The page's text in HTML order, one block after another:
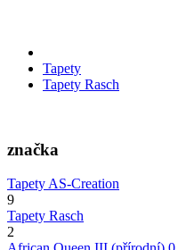
Tapety
Tapety Rasch
značka
Tapety AS-Creation
9
Tapety Rasch
2